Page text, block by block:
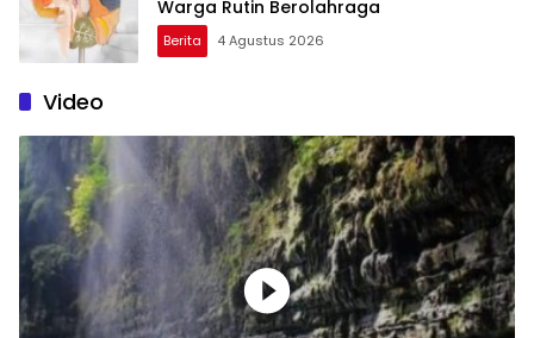
Warga Rutin Berolahraga
Berita 4 Agustus 2026
Video